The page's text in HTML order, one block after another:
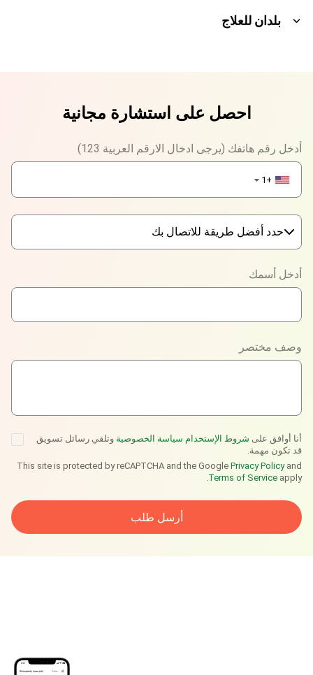
بلدان للعلاج
احصل على استشارة مجانية
أدخل رقم هاتفك (يرجى ادخال الارقم العربية 123)
+1
▼
حدد أفضل طريقة للاتصال بك
Phone
WhatsApp
Viber
Telegram
أدخل أسمك
وصف مختصر
أنا أوافق على شروط الإستخدام سياسة الخصوصية وتلقي رسائل تسويق
قد تكون مهمة.
This site is protected by reCAPTCHA and the Google Privacy Policyand
Terms of Service apply.
أرسل طلب